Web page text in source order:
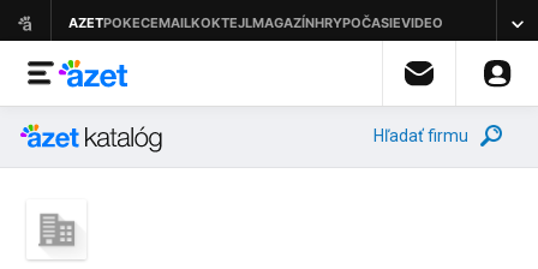
Hľadať firmu